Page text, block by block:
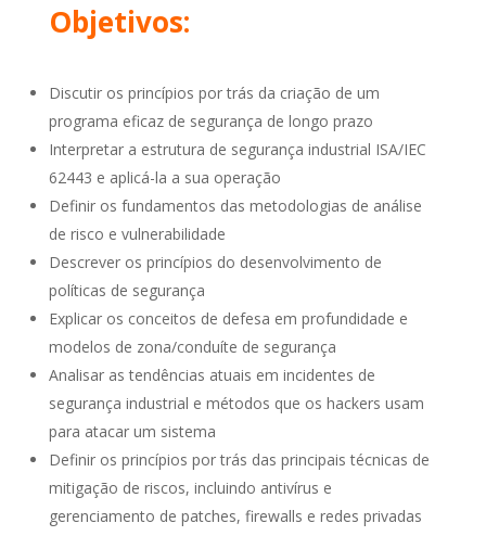
Objetivos:
Discutir os princípios por trás da criação de um
programa eficaz de segurança de longo prazo
Interpretar a estrutura de segurança industrial ISA/IEC
62443 e aplicá-la a sua operação
Definir os fundamentos das metodologias de análise
de risco e vulnerabilidade
Descrever os princípios do desenvolvimento de
políticas de segurança
Explicar os conceitos de defesa em profundidade e
modelos de zona/conduíte de segurança
Analisar as tendências atuais em incidentes de
segurança industrial e métodos que os hackers usam
para atacar um sistema
Definir os princípios por trás das principais técnicas de
mitigação de riscos, incluindo antivírus e
gerenciamento de patches, firewalls e redes privadas